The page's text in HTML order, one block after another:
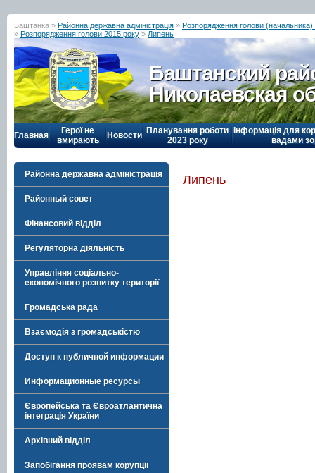
Баштанка » Районна державна адміністрація » Розпорядження голови (начальника)
» Розпорядження голови 2015 року » Липень
Баштанский
Николаевская
Главная
Герої не
вмирають
Новости Планування роботи
2023 року
Інформація для
вадами
Районна державна адміністрація
Районный совет
Фінансовий відділ
Регуляторна діяльність
Управління соціально-
економічного розвитку території
Громадська рада
Взаємодія з громадськістю
Доступ к публичной информации
Информационные ресурсы
Європейська та Євроатлантична
інтеграція України
Архівний відділ
Запобігання проявам корупції
Липень